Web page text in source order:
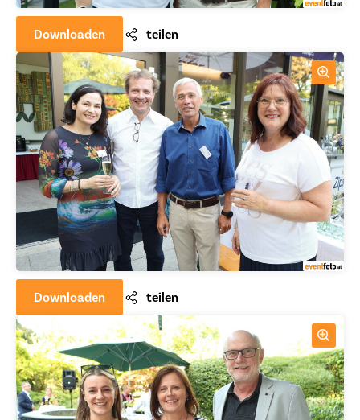
Downloaden teilen
Downloaden teilen